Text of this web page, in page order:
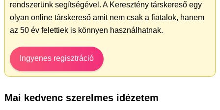
rendszerünk segítségével. A Keresztény társkereső egy
olyan online társkereső amit nem csak a fiatalok, hanem
az 50 év felettiek is könnyen használhatnak.
Ingyenes regisztráció
Mai kedvenc szerelmes idézetem